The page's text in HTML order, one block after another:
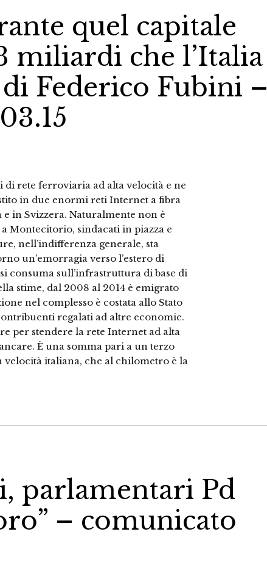
quel capitale
miliardi che l’Italia
di Federico Fubini –
rete ferroviaria ad alta velocità e ne
in due enormi reti Internet a fibra
in Svizzera. Naturalmente non è
Montecitorio, sindacati in piazza e
nell’indifferenza generale, sta
un’emorragia verso l’estero di
consuma sull’infrastruttura di base di
stime, dal 2008 al 2014 è emigrato
nel complesso è costata allo Stato
regalati ad altre economie.
per stendere la rete Internet ad alta
È una somma pari a un terzo
velocità italiana, che al chilometro è la
parlamentari Pd
– comunicato